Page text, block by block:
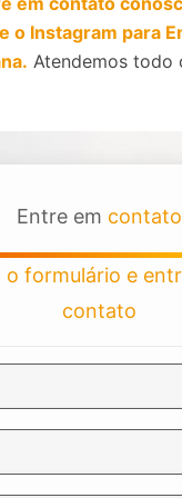
o Instagram para
Atendemos todo
Entre em contato
o formulário e
contato